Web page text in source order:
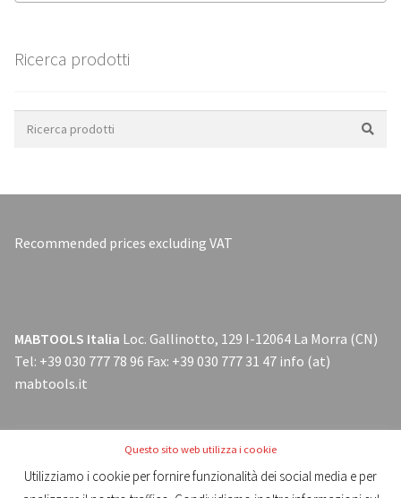
Ricerca prodotti
for:
Recommended prices excluding VAT
MABTOOLS Italia Loc. Gallinotto, 129 I-12064 La Morra (CN)
Tel: +39 030 777 78 96 Fax: +39 030 777 31 47 info (at)
mabtools.it
Questo sito web utilizza i cookie
Utilizziamo i cookie per fornire funzionalità dei social media e per